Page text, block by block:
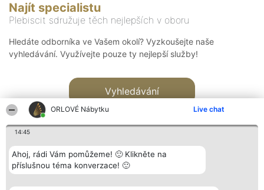
ORLOVÉ Nábytku Live chat
14:45
Ahoj, rádi Vám pomůžeme! 🙂 Klikněte na
příslušnou téma konverzace! 🙂
Najít specialistu
Plebiscit sdružuje těch nejlepších v oboru
Hledáte odborníka ve Vašem okolí? Vyzkoušejte naše
vyhledávání. Využívejte pouze ty nejlepší služby!
Vyhledávání
Bright Side Solutions sp. z o. Vítězové Kontakt